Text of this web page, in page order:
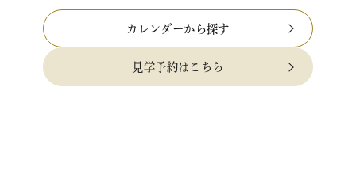
カレンダーから探す
見学予約はこちら